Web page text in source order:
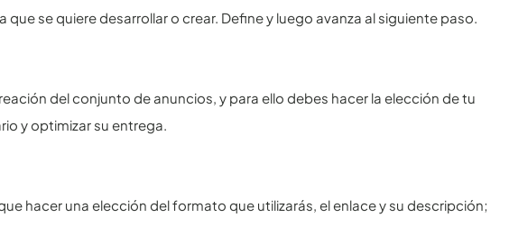
se quiere desarrollar o crear. Define y luego avanza al siguiente paso.
del conjunto de anuncios, y para ello debes hacer la elección de tu
y optimizar su entrega.
hacer una elección del formato que utilizarás, el enlace y su descripción;